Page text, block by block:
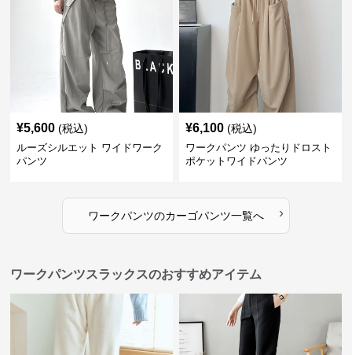
¥5,600 (税込)
ルーズシルエット ワイドワーク
パンツ
¥6,100 (税込)
ワークパンツ ゆったりドロスト
ポケットワイドパンツ
ワークパンツのカーゴパンツ一覧へ ›
ワークパンツスラックスのおすすめアイテム